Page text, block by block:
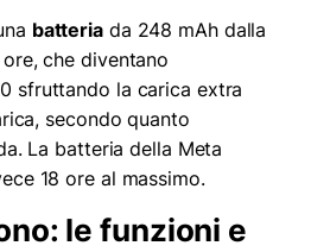
batteriada 248 mAh dalla
che diventano
sfruttando la carica extra
secondo quanto
La batteria della Meta
18 ore al massimo.
le funzioni e